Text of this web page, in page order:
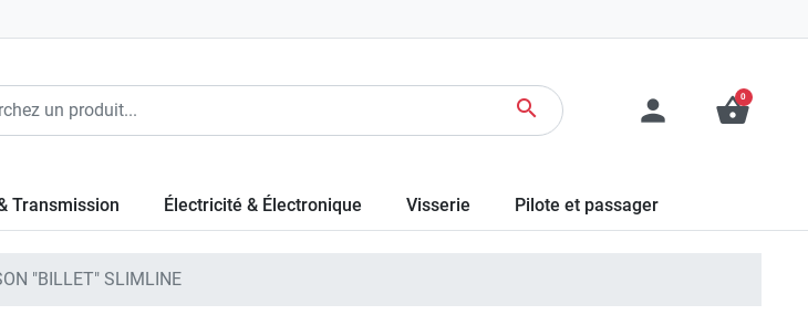
search person shopping_basket
0
Transmission Électricité & Électronique Visserie Pilote et passager
"BILLET" SLIMLINE